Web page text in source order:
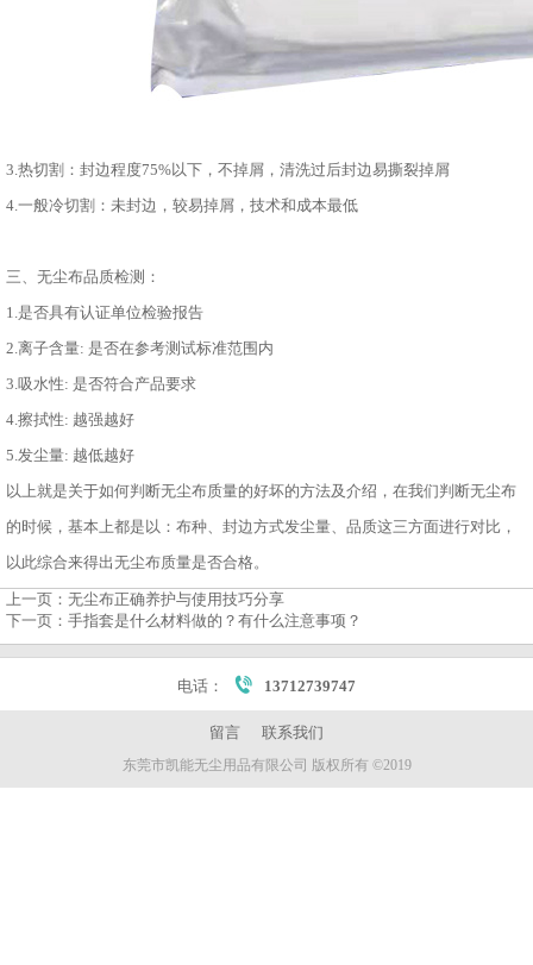
3.热切割：封边程度75%以下，不掉屑，清洗过后封边易撕裂掉屑
4.一般冷切割：未封边，较易掉屑，技术和成本最低
三、无尘布品质检测：
1.是否具有认证单位检验报告
2.离子含量: 是否在参考测试标准范围内
3.吸水性: 是否符合产品要求
4.擦拭性: 越强越好
5.发尘量: 越低越好
以上就是关于如何判断无尘布质量的好坏的方法及介绍，在我们判断无尘布
的时候，基本上都是以：布种、封边方式发尘量、品质这三方面进行对比，
以此综合来得出无尘布质量是否合格。
上一页： 无尘布正确养护与使用技巧分享
下一页： 手指套是什么材料做的？有什么注意事项？
电话： 13712739747
留言 联系我们
东莞市凯能无尘用品有限公司 版权所有 ©2019